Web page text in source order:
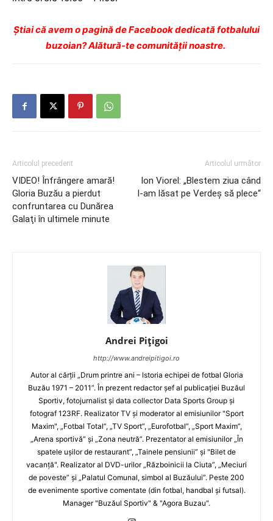
Ştiai că avem o pagină de Facebook dedicată fotbalului
buzoian? Alătură-te comunității noastre.
Articolul precedent
VIDEO! Înfrângere amară!
Gloria Buzău a pierdut
confruntarea cu Dunărea
Galaţi în ultimele minute
Articolul următor
Ion Viorel: „Blestem ziua când
l-am lăsat pe Verdeș să plece“
Andrei Pițigoi
http://www.andreipitigoi.ro
Autor al cărţii „Drum printre ani – Istoria echipei de fotbal Gloria
Buzău 1971 – 2011”. În prezent redactor şef al publicaţiei Buzăul
Sportiv, fotojurnalist şi data collector Data Sports Group şi
fotograf 123RF. Realizator TV şi moderator al emisiunilor "Sport
Maxim", „Fotbal Total”, „TV Sport”, „Eurofotbal”, „Sport Maxim”,
„Arena sportivă” şi „Zona neutră”. Prezentator al emisiunilor „În
spatele uşilor de restaurant”, „Tainele pensiunii” şi "Bilet de
vacanţă". Realizator al DVD-urilor „Războinicii la Ciuta”, „Meciuri
de poveste” şi „Palatul Comunal, simbol al Buzăului”. Peste 200
de evenimente sportive comentate (din fotbal, handbal şi futsal).
Manager "Buzăul Sportiv" & "Agora Buzau".